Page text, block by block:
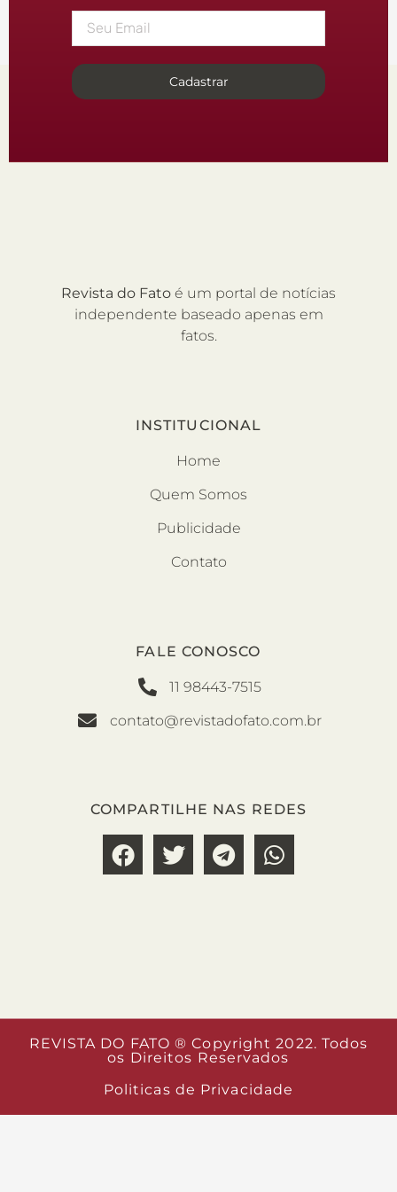
Cadastrar
Revista do Fato é um portal de notícias
independente baseado apenas em
fatos.
INSTITUCIONAL
Home
Quem Somos
Publicidade
Contato
FALE CONOSCO
11 98443-7515
contato@revistadofato.com.br
COMPARTILHE NAS REDES
REVISTA DO FATO ® Copyright 2022. Todos
os Direitos Reservados
Politicas de Privacidade